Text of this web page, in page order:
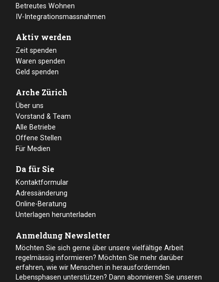
Betreutes Wohnen
IV-Integrationsmassnahmen
Aktiv werden
Zeit spenden
Waren spenden
Geld spenden
Arche Zürich
Über uns
Vorstand & Team
Alle Betriebe
Offene Stellen
Für Medien
Da für Sie
Kontaktformular
Adressänderung
Online-Beratung
Unterlagen herunterladen
Anmeldung Newsletter
Möchten Sie sich gerne über unsere vielfältige Arbeit
regelmässig informieren? Möchten Sie mehr darüber
erfahren, wie wir Menschen in herausfordernden
Lebensphasen unterstützen? Dann abonnieren Sie unseren